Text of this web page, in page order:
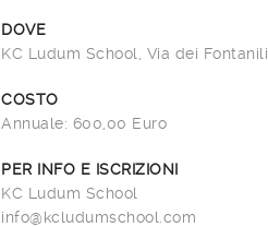
DOVE
KC Ludum School, Via dei
COSTO
Annuale: 600,00 Euro
PER INFO E ISCRIZIONI
KC Ludum School
info@kcludumschool.com